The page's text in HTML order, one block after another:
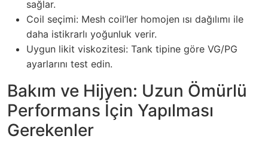
sağlar.
Coil seçimi: Mesh coil’ler homojen ısı dağılımı ile
daha istikrarlı yoğunluk verir.
Uygun likit viskozitesi: Tank tipine göre VG/PG
ayarlarını test edin.
Bakım ve Hijyen: Uzun Ömürlü
Performans İçin Yapılması
Gerekenler